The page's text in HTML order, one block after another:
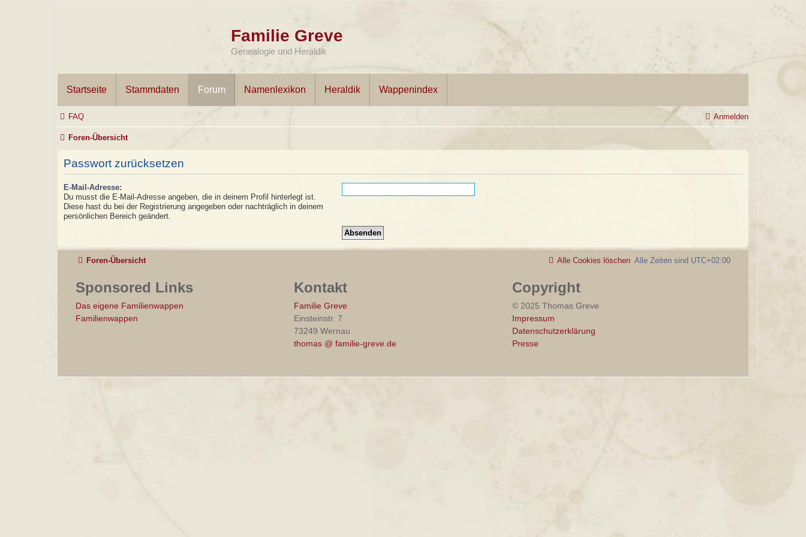
Familie Greve
Genealogie und Heraldik
Startseite Stammdaten Forum Namenlexikon Heraldik Wappenindex
FAQ Anmelden
Foren-Übersicht
Passwort zurücksetzen
E-Mail-Adresse:
Du musst die E-Mail-Adresse angeben, die in deinem Profil hinterlegt ist.
Diese hast du bei der Registrierung angegeben oder nachträglich in deinem
persönlichen Bereich geändert.
Foren-Übersicht Alle Zeiten sind UTC+02:00
Alle Cookies löschen
Sponsored Links
Das eigene Familienwappen
Familienwappen
Kontakt
Familie Greve
Einsteinstr. 7
73249 Wernau
thomas @ familie-greve.de
Copyright
© 2025 Thomas Greve
Impressum
Datenschutzerklärung
Presse